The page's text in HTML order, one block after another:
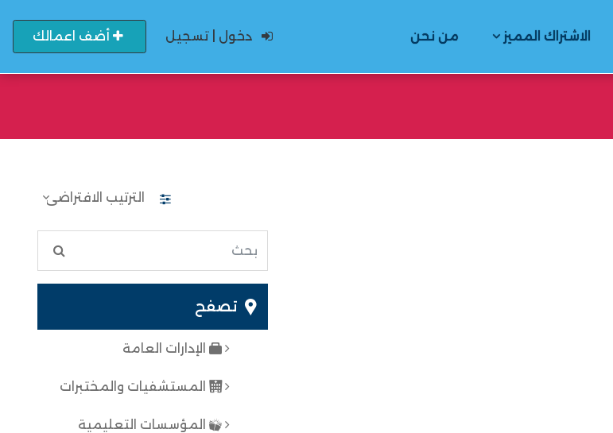
الاشتراك المميز من نحن دخول | تسجيل أضف اعمالك
تصفح
الإدارات العامة
المستشفيات والمختبرات
المؤسسات التعليمية